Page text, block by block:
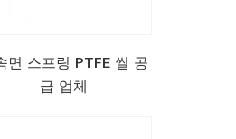
면 스프링 PTFE 씰 공
급 업체